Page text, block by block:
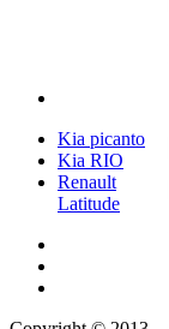
Kia picanto
Kia RIO
Renault
Latitude